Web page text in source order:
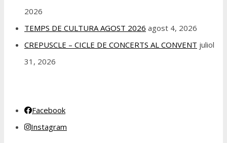
2026
TEMPS DE CULTURA AGOST 2026 agost 4, 2026
CREPUSCLE – CICLE DE CONCERTS AL CONVENT juliol
31, 2026
Facebook
Instagram